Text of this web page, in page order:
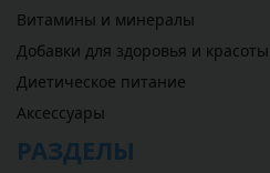
Витамины и минералы
Добавки для здоровья и красоты
Диетическое питание
Аксессуары
РАЗДЕЛЫ